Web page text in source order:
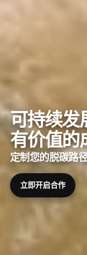
可持续发
有价值的
定制您的脱碳路径
立即开启合作